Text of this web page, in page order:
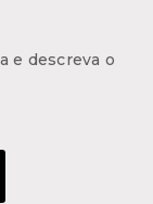
e descreva o